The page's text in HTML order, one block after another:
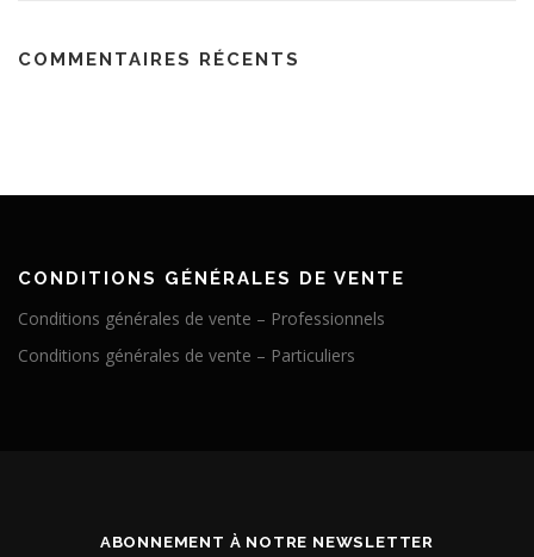
COMMENTAIRES RÉCENTS
CONDITIONS GÉNÉRALES DE VENTE
Conditions générales de vente – Professionnels
Conditions générales de vente – Particuliers
ABONNEMENT À NOTRE NEWSLETTER